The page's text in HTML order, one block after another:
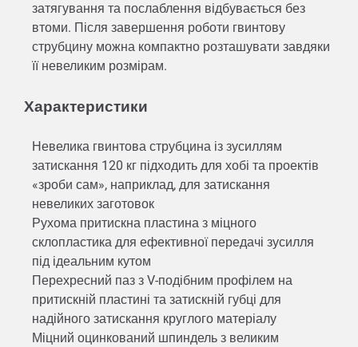
затягування та послаблення відбувається без
втоми. Після завершення роботи гвинтову
струбцину можна компактно розташувати завдяки
її невеликим розмірам.
Характеристики
Невелика гвинтова струбцина із зусиллям
затискання 120 кг підходить для хобі та проектів
«зроби сам», наприклад, для затискання
невеликих заготовок
Рухома притискна пластина з міцного
склопластика для ефективної передачі зусилля
під ідеальним кутом
Перехресний паз з V-подібним профілем на
притискній пластині та затискній губці для
надійного затискання круглого матеріалу
Міцний оцинкований шпиндель з великим